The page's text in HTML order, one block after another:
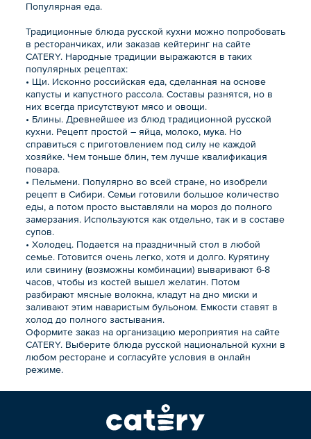
Популярная еда.
Традиционные блюда русской кухни можно попробовать
в ресторанчиках, или заказав кейтеринг на сайте
CATERY. Народные традиции выражаются в таких
популярных рецептах:
• Щи. Исконно российская еда, сделанная на основе
капусты и капустного рассола. Составы разнятся, но в
них всегда присутствуют мясо и овощи.
• Блины. Древнейшее из блюд традиционной русской
кухни. Рецепт простой – яйца, молоко, мука. Но
справиться с приготовлением под силу не каждой
хозяйке. Чем тоньше блин, тем лучше квалификация
повара.
• Пельмени. Популярно во всей стране, но изобрели
рецепт в Сибири. Семьи готовили большое количество
еды, а потом просто выставляли на мороз до полного
замерзания. Используются как отдельно, так и в составе
супов.
• Холодец. Подается на праздничный стол в любой
семье. Готовится очень легко, хотя и долго. Курятину
или свинину (возможны комбинации) вываривают 6-8
часов, чтобы из костей вышел желатин. Потом
разбирают мясные волокна, кладут на дно миски и
заливают этим наваристым бульоном. Емкости ставят в
холод до полного застывания.
Оформите заказ на организацию мероприятия на сайте
CATERY. Выберите блюда русской национальной кухни в
любом ресторане и согласуйте условия в онлайн
режиме.